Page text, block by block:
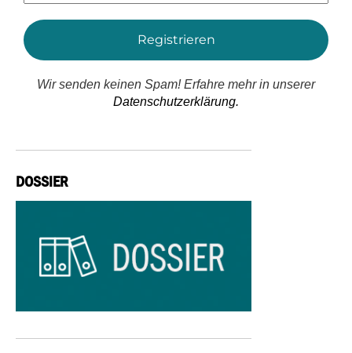
*
Wir senden keinen Spam! Erfahre mehr in unserer
Datenschutzerklärung.
DOSSIER